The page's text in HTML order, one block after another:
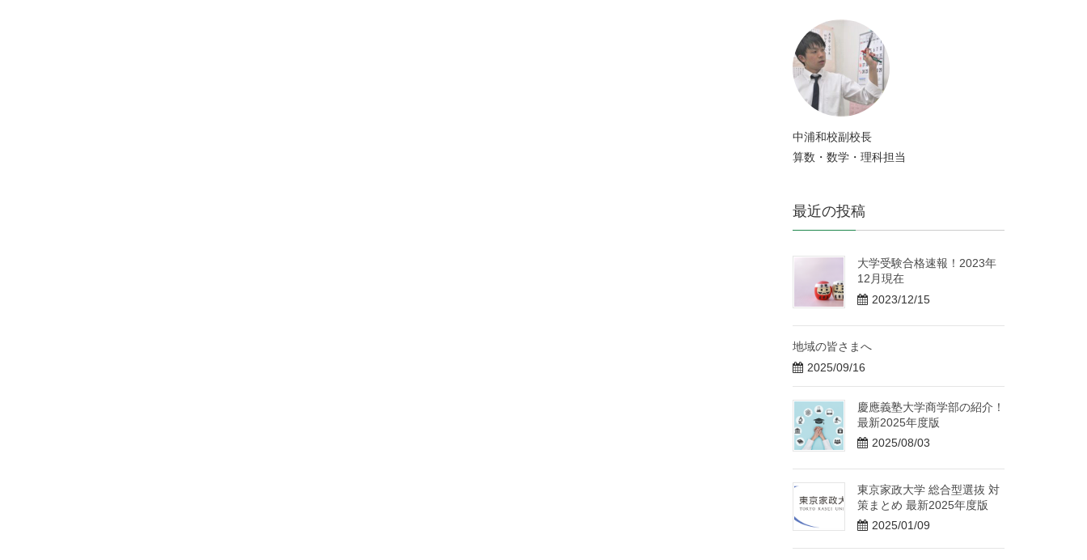
中浦和校副校長
算数・数学・理科担当
最近の投稿
大学受験合格速報！2023年
12月現在
2023/12/15
地域の皆さまへ
2025/09/16
慶應義塾大学商学部の紹介！
最新2025年度版
2025/08/03
東京家政大学 総合型選抜 対
策まとめ 最新2025年度版
2025/01/09